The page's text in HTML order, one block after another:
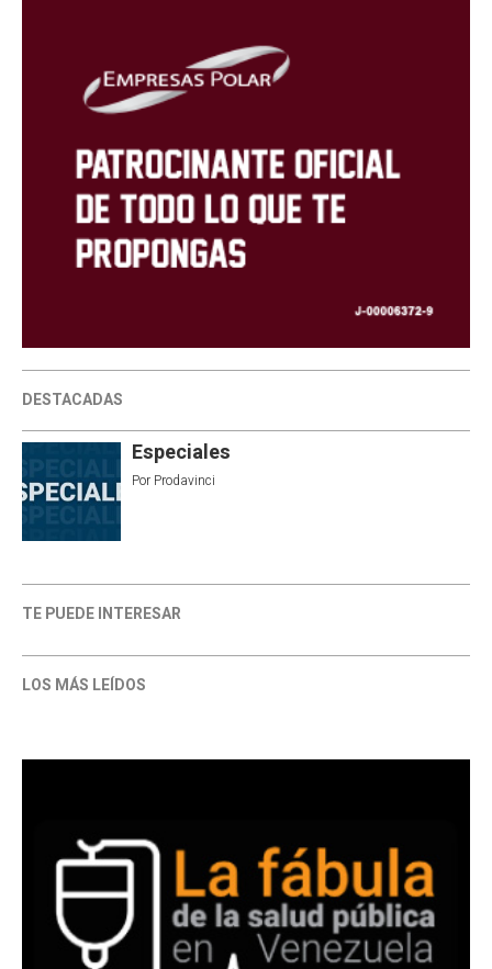
DESTACADAS
Especiales
Por Prodavinci
TE PUEDE INTERESAR
LOS MÁS LEÍDOS